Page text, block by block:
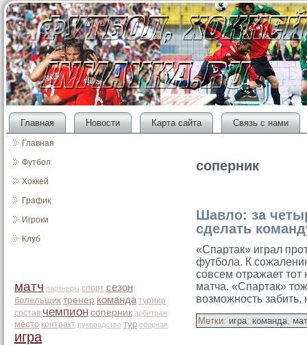
Главная Новости Карта сайта Связь с нами
Главная
Футбол
Хоккей
График
Игроки
Клуб
матч партнеры спорт сезон
болельщик тренер команда турнир
состав чемпион соперник арбитраж
место контракт руководство тур сборная
игра
соперник
Шавло: за
сделать
«Спартак» играл
футбοла. К
совсем отражает
матча. «Спартак»
возможность
Метки: игра, команда,